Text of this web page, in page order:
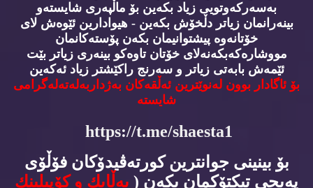
به‌سه‌ركه‌وتویی زیاد بكه‌ین بۆ ماڵپه‌ری شایسته‌و
بینه‌رانمان زیاتر دڵخۆش بكه‌ین - هیوادارین ئێوه‌ش لای
خۆتانه‌وه‌ پیشتوانیمان بكه‌ن پۆسته‌كانمان
مووشاره‌كه‌بكه‌نه‌لای خۆتان تاوه‌كو بینه‌ری زیاتر بێت
ئێمه‌ش بابه‌تی زیاتر و سه‌رنج راكێشتر زیاد ئه‌كه‌ین
بۆ ئاگادار بوون له‌نوێترین ئه‌ڵقه‌كان به‌ژداربه‌له‌ته‌له‌گرامی
شایسته‌
https://t.me/shaesta1
بۆ بینینی جوانترین كورته‌ڤیدۆكان فۆڵۆی
په‌یجی تیكتۆكمان بكه‌ن ( به‌ڵایك و كۆپیلینك